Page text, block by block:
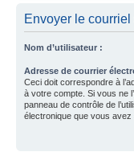
Envoyer le courriel
Nom d’utilisateur :
Adresse de courrier
Ceci doit correspondre à
à votre compte. Si vous ne
panneau de contrôle de
électronique que vous